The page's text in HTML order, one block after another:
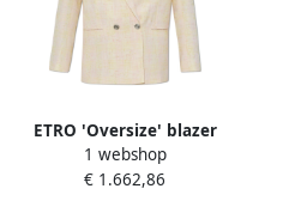
ETRO 'Oversize' blazer
Beige Dames
1 webshop
€ 1.662,86